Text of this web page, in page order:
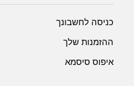
כניסה לחשבונך
ההזמנות שלך
איפוס סיסמא